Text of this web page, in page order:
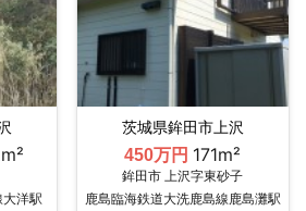
洋駅
茨城県鉾田市上沢
450万円 171m²
鉾田市 上沢字東砂子
鹿島臨海鉄道大洗鹿島線鹿島灘駅